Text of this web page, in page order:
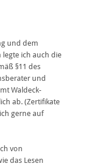
und dem
legte ich auch die
§11 des
und
Waldeck-
ab. (Zertifikate
gerne auf
von
das Lesen